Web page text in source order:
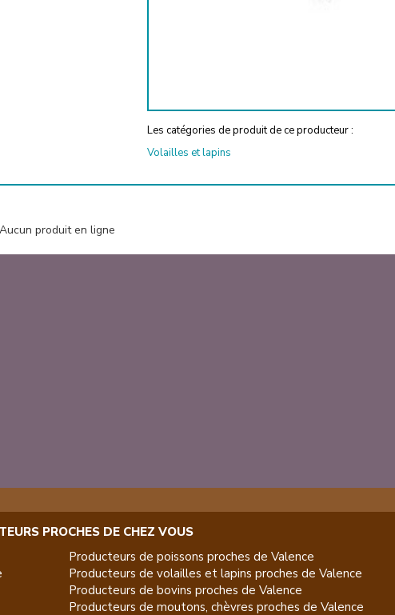
Les catégories de produit de ce producteur :
Volailles et lapins
Aucun produit en ligne
PROCHES DE CHEZ VOUS
Producteurs de poissons proches de Valence
Producteurs de volailles et lapins proches de Valence
Producteurs de bovins proches de Valence
Producteurs de moutons, chèvres proches de Valence